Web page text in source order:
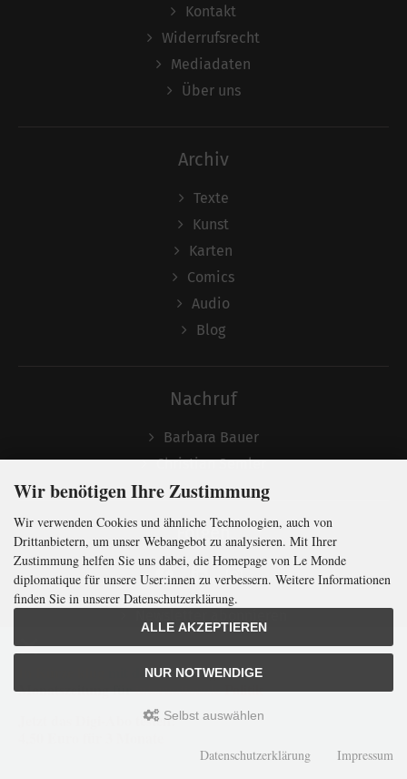
mit der weltweitgrößten
MonatszeitungfürinternationalePolitik
Jetzt das Digi-Abo testen:
Kontakt
Widerrufsrecht
Mediadaten
Über uns
Archiv
Texte
Kunst
Karten
Comics
Audio
Blog
Nachruf
Barbara Bauer
Christian Semler
Folgen
LMd © 2026 | Template © 2009-2026 bymodified eCommerce Shopsoftware
Wir benötigen Ihre Zustimmung
Wir verwenden Cookies und ähnliche Technologien, auch von
Drittanbietern, um unser Webangebot zu analysieren. Mit Ihrer
Zustimmung helfen Sie uns dabei, die Homepage von Le Monde
diplomatique für unsere User:innen zu verbessern. Weitere Informationen
finden Sie in unserer Datenschutzerklärung.
ALLE AKZEPTIEREN
NUR NOTWENDIGE
Selbst auswählen
Datenschutzerklärung Impressum